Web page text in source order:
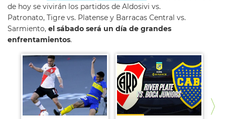
de hoy se vivirán los partidos de Aldosivi vs.
Patronato, Tigre vs. Platense y Barracas Central vs.
Sarmiento, el sábado será un día de grandes
enfrentamientos.